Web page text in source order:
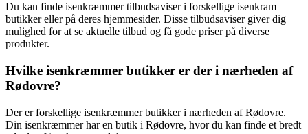
Du kan finde isenkræmmer tilbudsaviser i forskellige isenkram
butikker eller på deres hjemmesider. Disse tilbudsaviser giver dig
mulighed for at se aktuelle tilbud og få gode priser på diverse
produkter.
Hvilke isenkræmmer butikker er der i nærheden af
Rødovre?
Der er forskellige isenkræmmer butikker i nærheden af Rødovre.
Din isenkræmmer har en butik i Rødovre, hvor du kan finde et bredt